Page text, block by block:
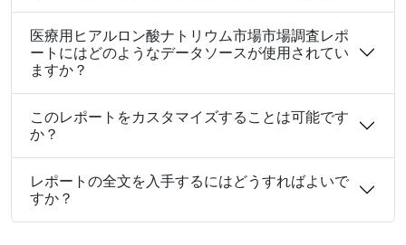
医療用ヒアルロン酸ナトリウム市場市場調査レポ
ートにはどのようなデータソースが使用されてい
ますか？
このレポートをカスタマイズすることは可能です
か？
レポートの全文を入手するにはどうすればよいで
すか？